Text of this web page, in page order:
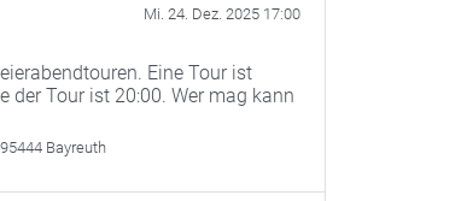
Mi. 24. Dez. 2025 17:00
Eine Tour ist
der Tour ist 20:00. Wer mag kann
Bayreuth